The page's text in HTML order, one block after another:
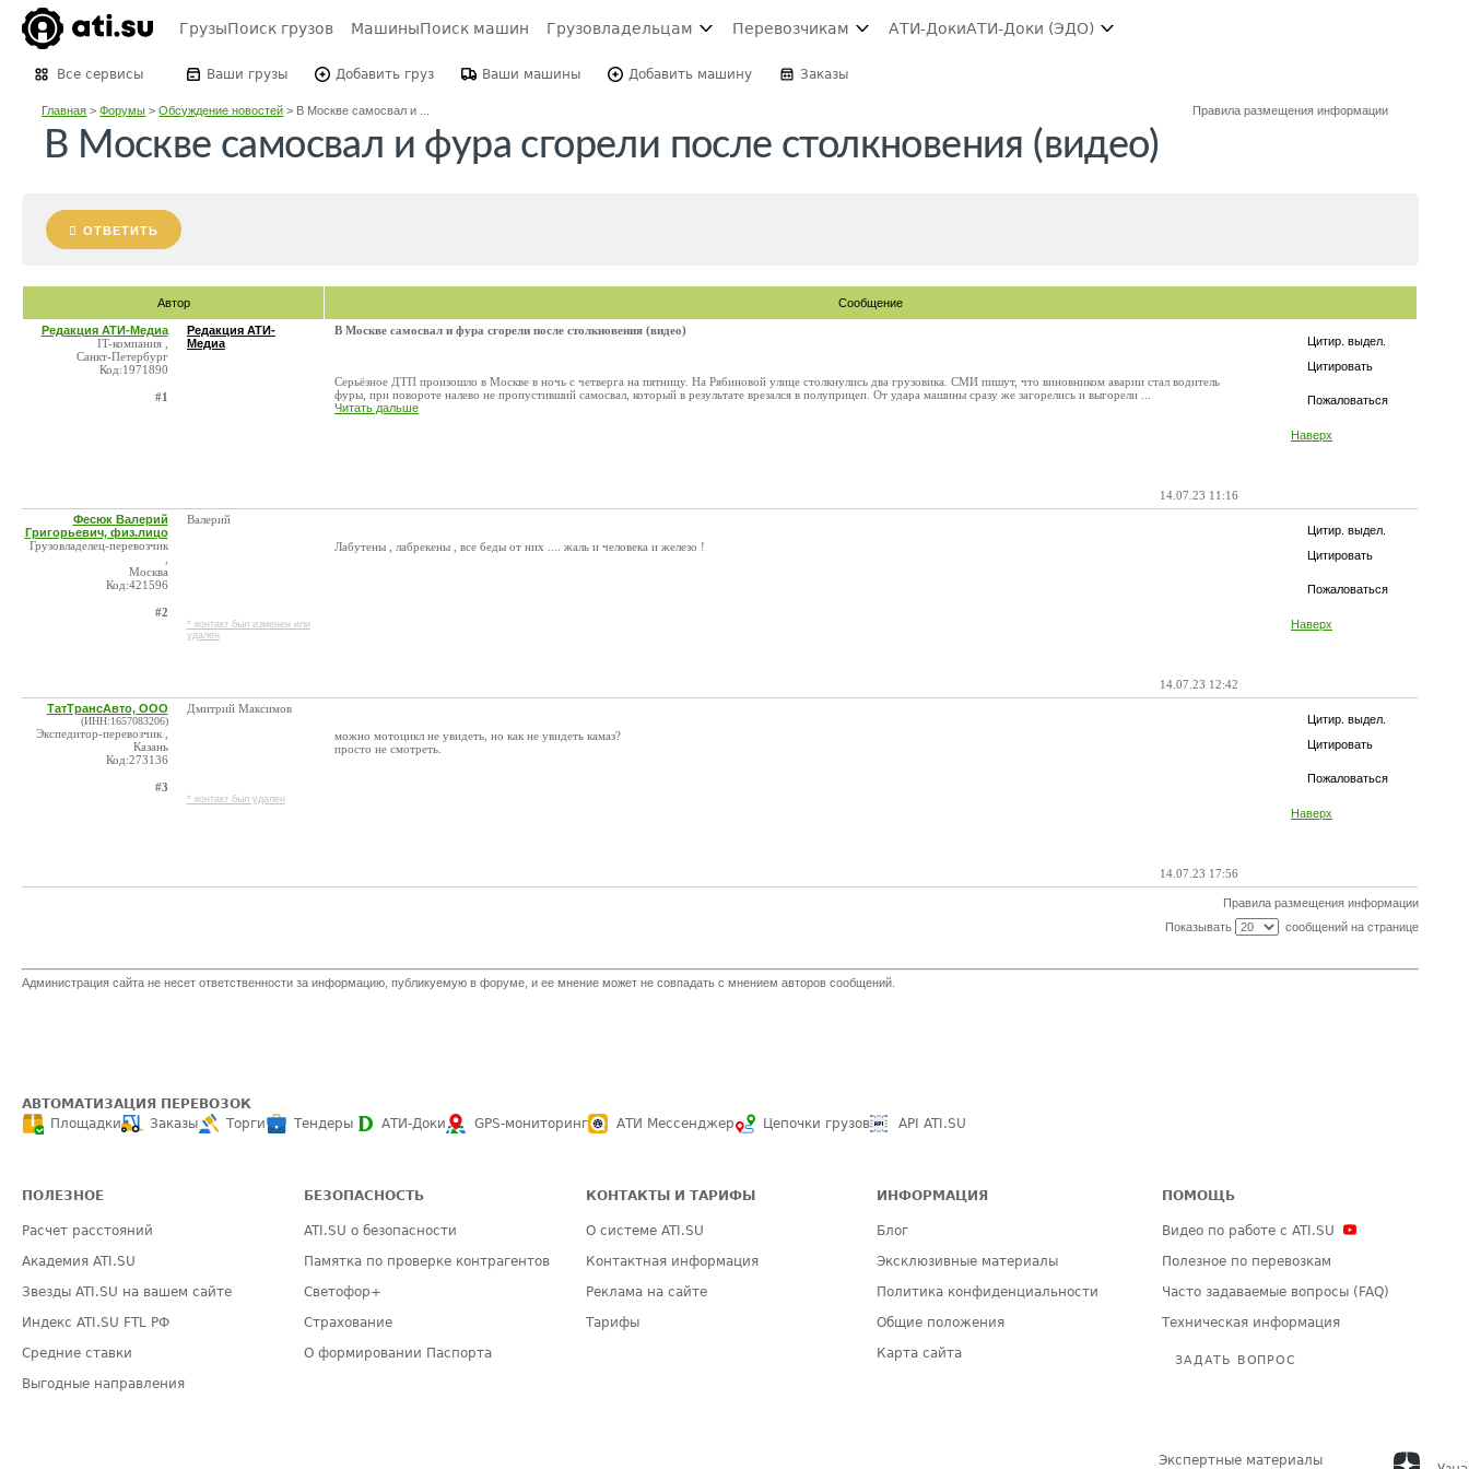
ГрузыПоиск грузов МашиныПоиск машин Грузовладельцам Перевозчикам АТИ-ДокиАТИ-Доки (ЭДО)
Все сервисы Ваши грузы Добавить груз Ваши машины Добавить машину Заказы
Главная >Форумы >Обсуждение новостей > В Москве самосвал и ... Правила размещения информации
В Москве самосвал и фура сгорели после столкновения (видео)
ОТВЕТИТЬ
Автор Сообщение
Цитир. выдел.
Цитировать
Пожаловаться
Наверх
Редакция АТИ-Медиа
IT-компания ,
Санкт-Петербург
Код:1971890
#1
Редакция АТИ-
Медиа
В Москве самосвал и фура сгорели после столкновения (видео)
Серьёзное ДТП произошло в Москве в ночь с четверга на пятницу. На Рябиновой улице столкнулись два грузовика. СМИ пишут, что виновником аварии стал водитель
фуры, при повороте налево не пропустивший самосвал, который в результате врезался в полуприцеп. От удара машины сразу же загорелись и выгорели ...
Читать дальше
14.07.23 11:16
Цитир. выдел.
Цитировать
Пожаловаться
Наверх
Фесюк Валерий
Григорьевич, физ.лицо
Грузовладелец-перевозчик
Москва
Код:421596
#2
Валерий
* контакт был изменен или
удален
Лабутены , лабрекены , все беды от них .... жаль и человека и железо !
14.07.23 12:42
Цитир. выдел.
Цитировать
Пожаловаться
Наверх
ТатТрансАвто, ООО
(ИНН:1657083206)
Экспедитор-перевозчик ,
Казань
Код:273136
#3
Дмитрий Максимов
* контакт был удален
можно мотоцикл не увидеть, но как не увидеть камаз?
просто не смотреть.
14.07.23 17:56
Правила размещения информации
Показывать
сообщений на странице
Администрация сайта не несет ответственности за информацию, публикуемую в форуме, и ее мнение может не совпадать с мнением авторов сообщений.
АВТОМАТИЗАЦИЯ ПЕРЕВОЗОК
Площадки
Заказы Торги Тендеры АТИ-Доки GPS-мониторинг АТИ Мессенджер Цепочки грузов API ATI.SU
ПОЛЕЗНОЕ
Расчет расстояний
Академия ATI.SU
Звезды ATI.SU на вашем сайте
Индекс ATI.SU FTL РФ
Средние ставки
Выгодные направления
БЕЗОПАСНОСТЬ
ATI.SU о безопасности
Памятка по проверке контрагентов
Светофор+
Страхование
О формировании Паспорта
КОНТАКТЫ И ТАРИФЫ
О системе ATI.SU
Контактная информация
Реклама на сайте
Тарифы
ИНФОРМАЦИЯ
Блог
Эксклюзивные материалы
Политика конфиденциальности
Общие положения
Карта сайта
ПОМОЩЬ
Видео по работе с ATI.SU
Полезное по перевозкам
Часто задаваемые вопросы (FAQ)
Техническая информация
ЗАДАТЬ ВОПРОС
Экспертные материалы